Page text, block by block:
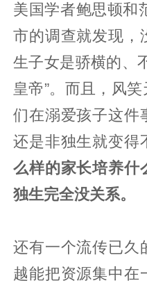
美国学者鲍思顿和
市的调查就发现，
生子女是骄横的、
皇帝”。而且，风
们在溺爱孩子这件
还是非独生就变得
么样的家长培养什
独生完全没关系。
还有一个流传已久
越能把资源集中在